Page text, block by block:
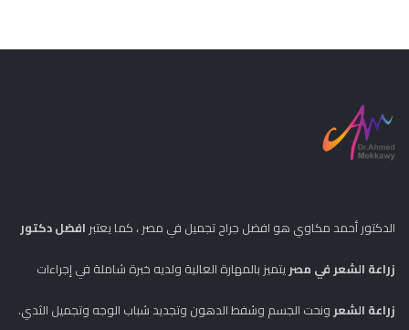
الدكتور أحمد مكاوي هو افضل جراح تجميل في مصر ، كما يعتبر افضل دكتور
زراعة الشعر في مصر يتميز بالمهارة العالية ولديه خبرة شاملة في إجراءات
زراعة الشعر ونحت الجسم وشفط الدهون وتجديد شباب الوجه وتجميل الثدي.